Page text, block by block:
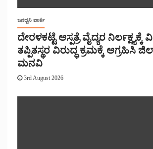
ಜನಧ್ವನಿ ವಾರ್ತೆ
ದೇರಳಕಟ್ಟೆ ಆಸ್ಪತ್ರೆ ವೈದ್ಯರ ನಿರ್ಲಕ್ಷ್ಯಕ್ಕೆ
ತಪ್ಪಿತಸ್ಥರ ವಿರುದ್ಧ ಕ್ರಮಕ್ಕೆ ಆಗ್ರಹಿಸಿ
ಮನವಿ
3rd August 2026